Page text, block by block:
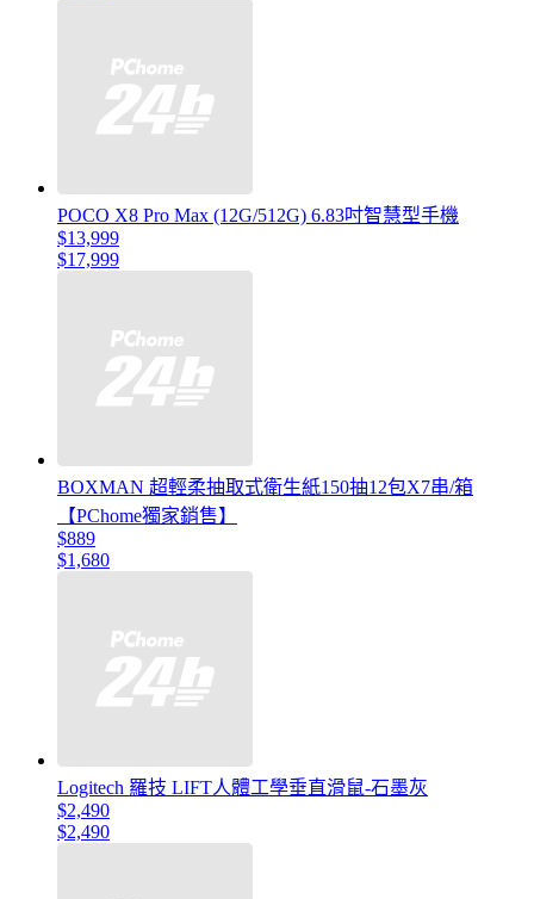
POCO X8 Pro Max (12G/512G) 6.83吋智慧型手機
$13,999
$17,999
BOXMAN 超輕柔抽取式衛生紙150抽12包X7串/箱
【PChome獨家銷售】
$889
$1,680
Logitech 羅技 LIFT人體工學垂直滑鼠-石墨灰
$2,490
$2,490